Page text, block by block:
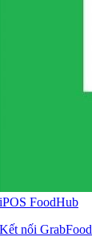
iPOS FoodHub
Kết nối GrabFood